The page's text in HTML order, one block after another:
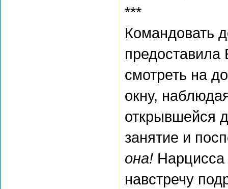
***
Командовать
смотреть на
окну,
открывшейся
занятие и
она! Нарцисса
навстречу